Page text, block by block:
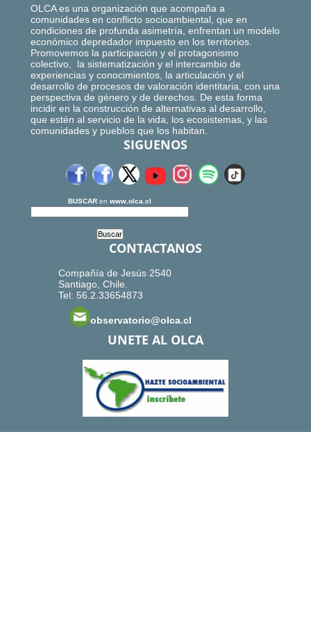
OLCA es una organización que acompaña a
comunidades en conflicto socioambiental, que en
condiciones de profunda asimetría, enfrentan un modelo
económico depredador impuesto en los territorios.
Promovemos la participación y el protagonismo
colectivo, la sistematización y el intercambio de
experiencias y conocimientos, la articulación y el
desarrollo de procesos de valoración identitaria, con una
perspectiva de género y de derechos. De esta forma
incidir en la construcción de alternativas al desarrollo,
que estén al servicio de la vida, los ecosistemas, y las
comunidades y pueblos que los habitan.
SIGUENOS
BUSCAR en www.olca.cl
CONTACTANOS
Compañía de Jesús 2540
Santiago, Chile.
Tel: 56.2.33654873
observatorio@olca.cl
UNETE AL OLCA